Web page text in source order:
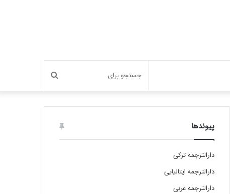
جستجو
برای
پیوندها
دارالترجمه ترکی
دارالترجمه ایتالیایی
دارالترجمه عربی